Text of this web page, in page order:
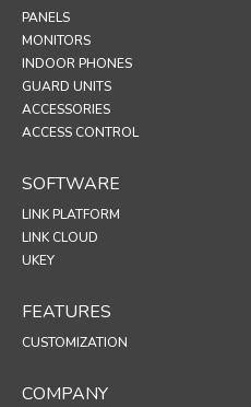
PANELS
MONITORS
INDOOR PHONES
GUARD UNITS
ACCESSORIES
ACCESS CONTROL
SOFTWARE
LINK PLATFORM
LINK CLOUD
UKEY
FEATURES
CUSTOMIZATION
COMPANY